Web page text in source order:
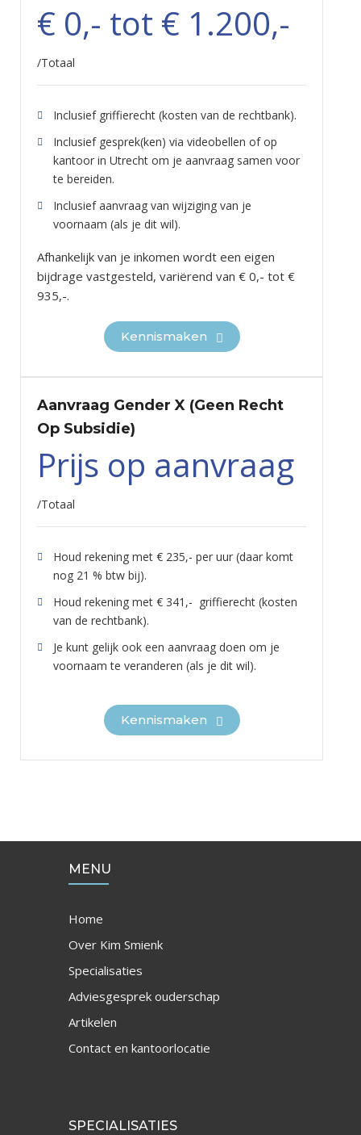
€ 0,- tot € 1.200,-
/Totaal
Inclusief griffierecht (kosten van de rechtbank).
Inclusief gesprek(ken) via videobellen of op
kantoor in Utrecht om je aanvraag samen voor
te bereiden.
Inclusief aanvraag van wijziging van je
voornaam (als je dit wil).
Afhankelijk van je inkomen wordt een eigen
bijdrage vastgesteld, variërend van € 0,- tot €
935,-.
Kennismaken
Aanvraag Gender X (geen Recht
Op Subsidie)
Prijs op aanvraag
/Totaal
Houd rekening met € 235,- per uur (daar komt
nog 21 % btw bij).
Houd rekening met € 341,- griffierecht (kosten
van de rechtbank).
Je kunt gelijk ook een aanvraag doen om je
voornaam te veranderen (als je dit wil).
Kennismaken
MENU
Home
Over Kim Smienk
Specialisaties
Adviesgesprek ouderschap
Artikelen
Contact en kantoorlocatie
SPECIALISATIES